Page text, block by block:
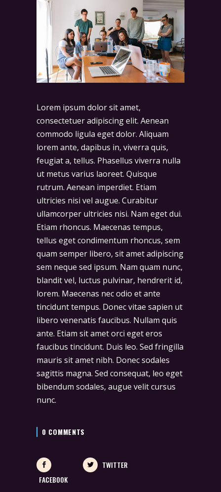
Lorem ipsum dolor sit amet,
consectetuer adipiscing elit. Aenean
commodo ligula eget dolor. Aliquam
lorem ante, dapibus in, viverra quis,
feugiat a, tellus. Phasellus viverra nulla
ut metus varius laoreet. Quisque
rutrum. Aenean imperdiet. Etiam
ultricies nisi vel augue. Curabitur
ullamcorper ultricies nisi. Nam eget dui.
Etiam rhoncus. Maecenas tempus,
tellus eget condimentum rhoncus, sem
quam semper libero, sit amet adipiscing
sem neque sed ipsum. Nam quam nunc,
blandit vel, luctus pulvinar, hendrerit id,
lorem. Maecenas nec odio et ante
tincidunt tempus. Donec vitae sapien ut
libero venenatis faucibus. Nullam quis
ante. Etiam sit amet orci eget eros
faucibus tincidunt. Duis leo. Sed fringilla
mauris sit amet nibh. Donec sodales
sagittis magna. Sed consequat, leo eget
bibendum sodales, augue velit cursus
nunc.
0 COMMENTS
FACEBOOK
TWITTER